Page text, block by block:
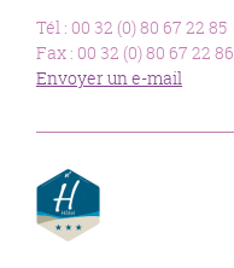
Tél : 00 32 (0) 80 67 22 85
Fax : 00 32 (0) 80 67 22 86
Envoyer un e-mail